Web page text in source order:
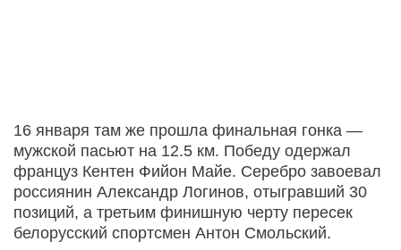
16 января там же прошла финальная гонка —
мужской пасьют на 12.5 км. Победу одержал
француз Кентен Фийон Майе. Серебро завоевал
россиянин Александр Логинов, отыгравший 30
позиций, а третьим финишную черту пересек
белорусский спортсмен Антон Смольский.